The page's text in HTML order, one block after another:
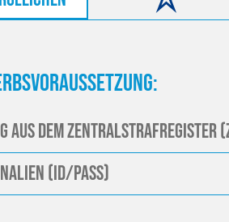
aus dem Zentralstrafregister
(ID/Pass)